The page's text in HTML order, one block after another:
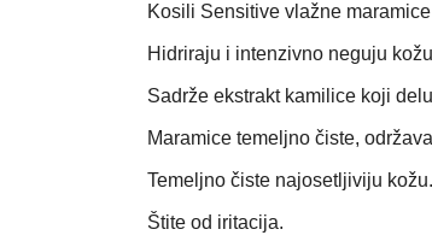
Kosili Sensitive vlažne
Hidriraju i intenzivno neguju
Sadrže ekstrakt kamilice koji
Maramice temeljno čiste,
Temeljno čiste najosetljiviju kožu.
Štite od iritacija.